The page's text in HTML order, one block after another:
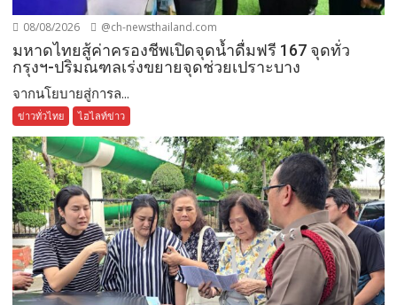
08/08/2026 @ch-newsthailand.com
มหาดไทยสู้ค่าครองชีพเปิดจุดน้ำดื่มฟรี 167 จุดทั่ว
กรุงฯ-ปริมณฑลเร่งขยายจุดช่วยเปราะบาง
จากนโยบายสู่การล...
ข่าวทั่วไทย ไฮไลท์ข่าว